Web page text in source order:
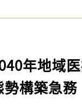
年地域
構築急務